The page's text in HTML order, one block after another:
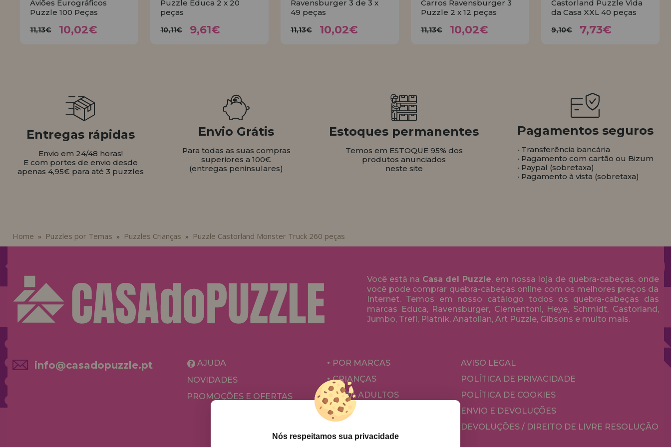
Aviões Eurográficos
Puzzle 100 Peças
11,13€ 10,02€
Puzzle Educa 2 x 20
peças
10,11€ 9,61€
Ravensburger 3 de 3 x
49 peças
11,13€ 10,02€
Carros Ravensburger 3
Puzzle 2 x 12 peças
11,13€ 10,02€
Castorland Puzzle Vida
da Casa XXL 40 peças
9,10€ 7,73€
Entregas rápidas
Envio em 24/48 horas!
E com portes de envio desde
apenas 4,95€ para até 3 puzzles
Envio Grátis
Para todas as suas compras
superiores a 100€
(entregas peninsulares)
Estoques permanentes
Temos em ESTOQUE 95% dos
produtos anunciados
neste site
Pagamentos seguros
· Transferência bancária
· Pagamento com cartão ou Bizum
· Paypal (sobretaxa)
· Pagamento à vista (sobretaxa)
Home » Puzzles por Temas » Puzzles Crianças » Puzzle Castorland Monster Truck 260 peças
Você está na Casa del Puzzle, em nossa loja de quebra-cabeças, onde
você pode comprar quebra-cabeças online com os melhores preços da
Internet. Temos em nosso catálogo todos os quebra-cabeças das
marcas Educa, Ravensburger, Clementoni, Heye, Schmidt, Castorland,
Jumbo, Trefl, Piatnik, Anatolian, Art Puzzle, Gibsons e muito mais.
info@casadopuzzle.pt
AJUDA
NOVIDADES
PROMOÇÕES E OFERTAS
POR MARCAS
CRIANÇAS
PARA ADULTOS
POR AUTORES
JOGOS DE TABULEIRO
AVISO LEGAL
POLÍTICA DE PRIVACIDADE
POLÍTICA DE COOKIES
ENVIO E DEVOLUÇÕES
DEVOLUÇÕES / DIREITO DE LIVRE RESOLUÇÃO
Nós respeitamos sua privacidade